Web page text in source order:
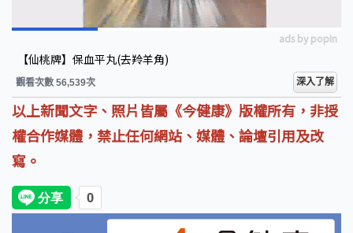
ads by popIn
【仙桃牌】保血平丸(去羚羊角)
觀看次數 56,539次 深入了解
以上新聞文字、照片皆屬《今健康》版權所有，非授
權合作媒體，禁止任何網站、媒體、論壇引用及改
寫。